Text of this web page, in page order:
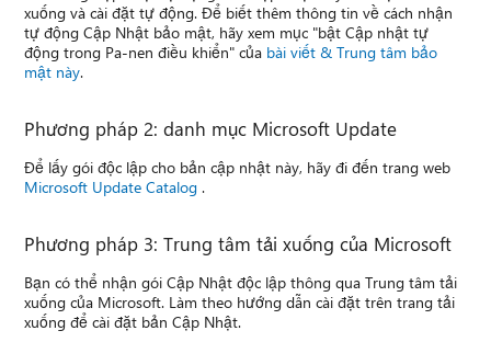
xuống và cài đặt tự động. Để biết thêm thông tin về cách nhận
tự động Cập Nhật bảo mật, hãy xem mục "bật Cập nhật tự
động trong Pa-nen điều khiển" của bài viết & Trung tâm bảo
mật này.
Phương pháp 2: danh mục Microsoft Update
Để lấy gói độc lập cho bản cập nhật này, hãy đi đến trang web
Microsoft Update Catalog .
Phương pháp 3: Trung tâm tải xuống của Microsoft
Bạn có thể nhận gói Cập Nhật độc lập thông qua Trung tâm tải
xuống của Microsoft. Làm theo hướng dẫn cài đặt trên trang tải
xuống để cài đặt bản Cập Nhật.